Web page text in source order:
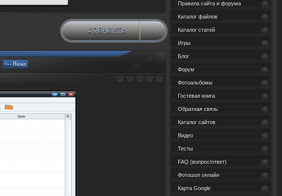
Правила сайта и форума
Каталог файлов
Каталог статей
Игры
Блог
Форум
Фотоальбомы
Гостевая книга
Обратная связь
Каталог сайтов
Видео
Тесты
FAQ (вопрос/ответ)
Фотошоп онлайн
Карта Google
ДОБАВИТЬ НОВЫЙ МАТЕРИАЛ